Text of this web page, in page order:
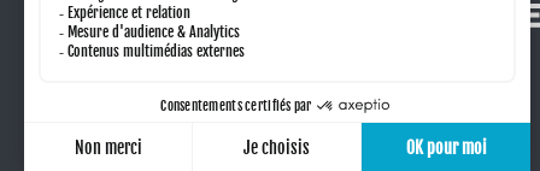
Qui sommes-nous ?
Technique de marquage
Taxe sorecop